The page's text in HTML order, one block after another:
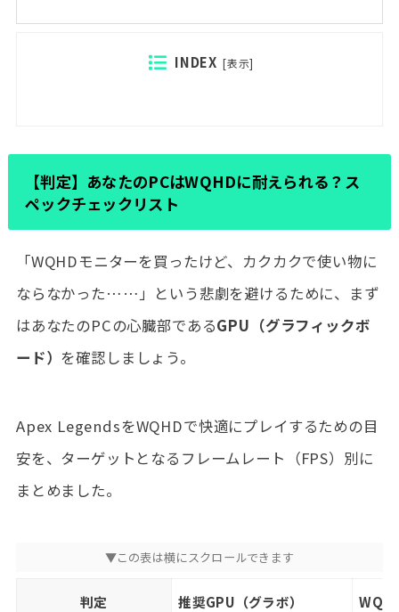
INDEX [表示]
【判定】あなたのPCはWQHDに耐えられる？ス
ペックチェックリスト
「WQHDモニターを買ったけど、カクカクで使い物に
ならなかった……」という悲劇を避けるために、まず
はあなたのPCの心臓部であるGPU（グラフィックボ
ード） を確認しましょう。
Apex LegendsをWQHDで快適にプレイするための目
安を、ターゲットとなるフレームレート（FPS）別に
まとめました。
判定 推奨GPU（グラボ）